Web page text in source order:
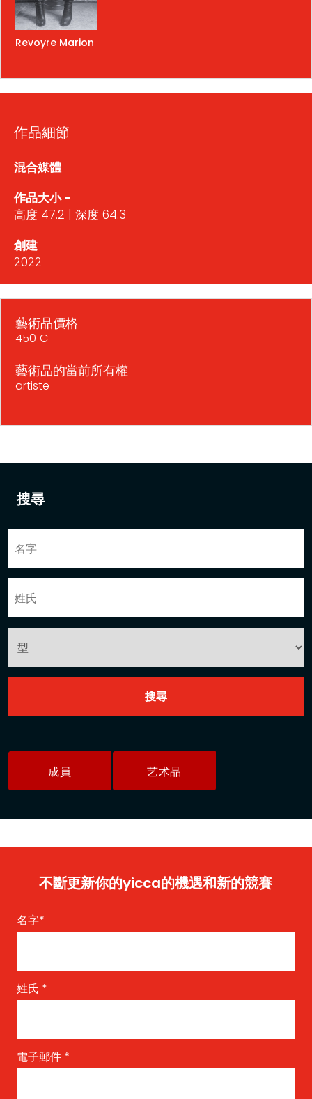
搜尋
成員 艺术品
Revoyre Marion
作品細節
混合媒體
作品大小 -
高度 47.2 | 深度 64.3
創建
2022
藝術品價格
450 €
藝術品的當前所有權
artiste
不斷更新你的yicca的機遇和新的競賽
名字*
姓氏 *
電子郵件 *